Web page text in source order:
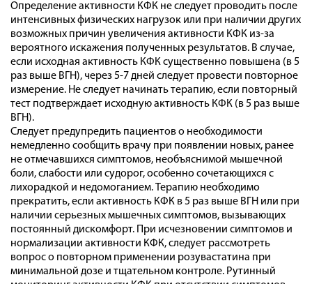
Определение активности КФК не следует проводить после
интенсивных физических нагрузок или при наличии других
возможных причин увеличения активности КФК из-за
вероятного искажения полученных результатов. В случае,
если исходная активность КФК существенно повышена (в 5
раз выше ВГН), через 5-7 дней следует провести повторное
измерение. Не следует начинать терапию, если повторный
тест подтверждает исходную активность КФК (в 5 раз выше
ВГН).
Следует предупредить пациентов о необходимости
немедленно сообщить врачу при появлении новых, ранее
не отмечавшихся симптомов, необъяснимой мышечной
боли, слабости или судорог, особенно сочетающихся с
лихорадкой и недомоганием. Терапию необходимо
прекратить, если активность КФК в 5 раз выше ВГН или при
наличии серьезных мышечных симптомов, вызывающих
постоянный дискомфорт. При исчезновении симптомов и
нормализации активности КФК, следует рассмотреть
вопрос о повторном применении розувастатина при
минимальной дозе и тщательном контроле. Рутинный